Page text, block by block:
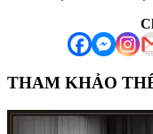
THAM KHẢO